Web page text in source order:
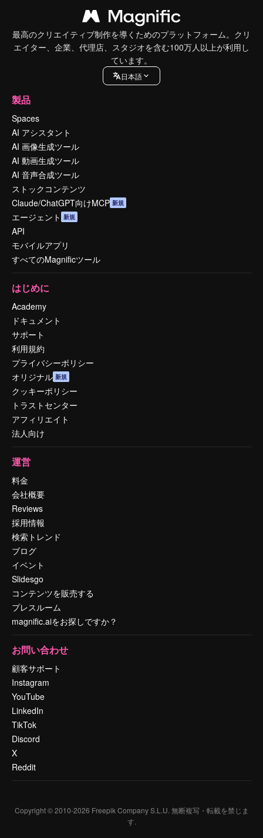
最高のクリエイティブ制作を導くためのプラットフォーム。クリ
エイター、企業、代理店、スタジオを含む100万人以上が利用し
ています。
日本語
製品
Spaces
AI アシスタント
AI 画像生成ツール
AI 動画生成ツール
AI 音声合成ツール
ストックコンテンツ
Claude/ChatGPT向けMCP 新規
エージェント 新規
API
モバイルアプリ
すべてのMagnificツール
はじめに
Academy
ドキュメント
サポート
利用規約
プライバシーポリシー
オリジナル 新規
クッキーポリシー
トラストセンター
アフィリエイト
法人向け
運営
料金
会社概要
Reviews
採用情報
検索トレンド
ブログ
イベント
Slidesgo
コンテンツを販売する
プレスルーム
magnific.aiをお探しですか？
お問い合わせ
顧客サポート
Instagram
YouTube
LinkedIn
TikTok
Discord
X
Reddit
Copyright © 2010-2026 Freepik Company S.L.U. 無断複写・転載を禁じま
す.